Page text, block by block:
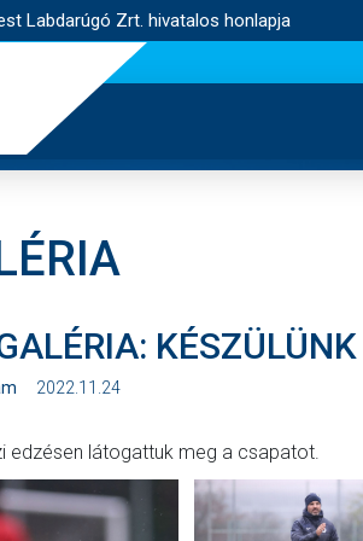
Labdarúgó Zrt. hivatalos honlapja
2022.11.24
edzésen látogattuk meg a csapatot.